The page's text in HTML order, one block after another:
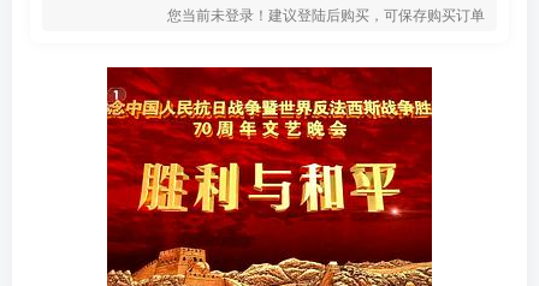
您当前未登录！建议登陆后购买，可保存购买订单